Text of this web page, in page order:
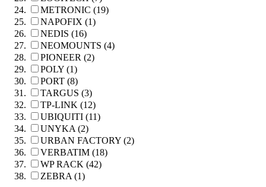
METRONIC (19)
NAPOFIX (1)
NEDIS (16)
NEOMOUNTS (4)
PIONEER (2)
POLY (1)
PORT (8)
TARGUS (3)
TP-LINK (12)
UBIQUITI (11)
UNYKA (2)
URBAN FACTORY (2)
VERBATIM (18)
WP RACK (42)
ZEBRA (1)